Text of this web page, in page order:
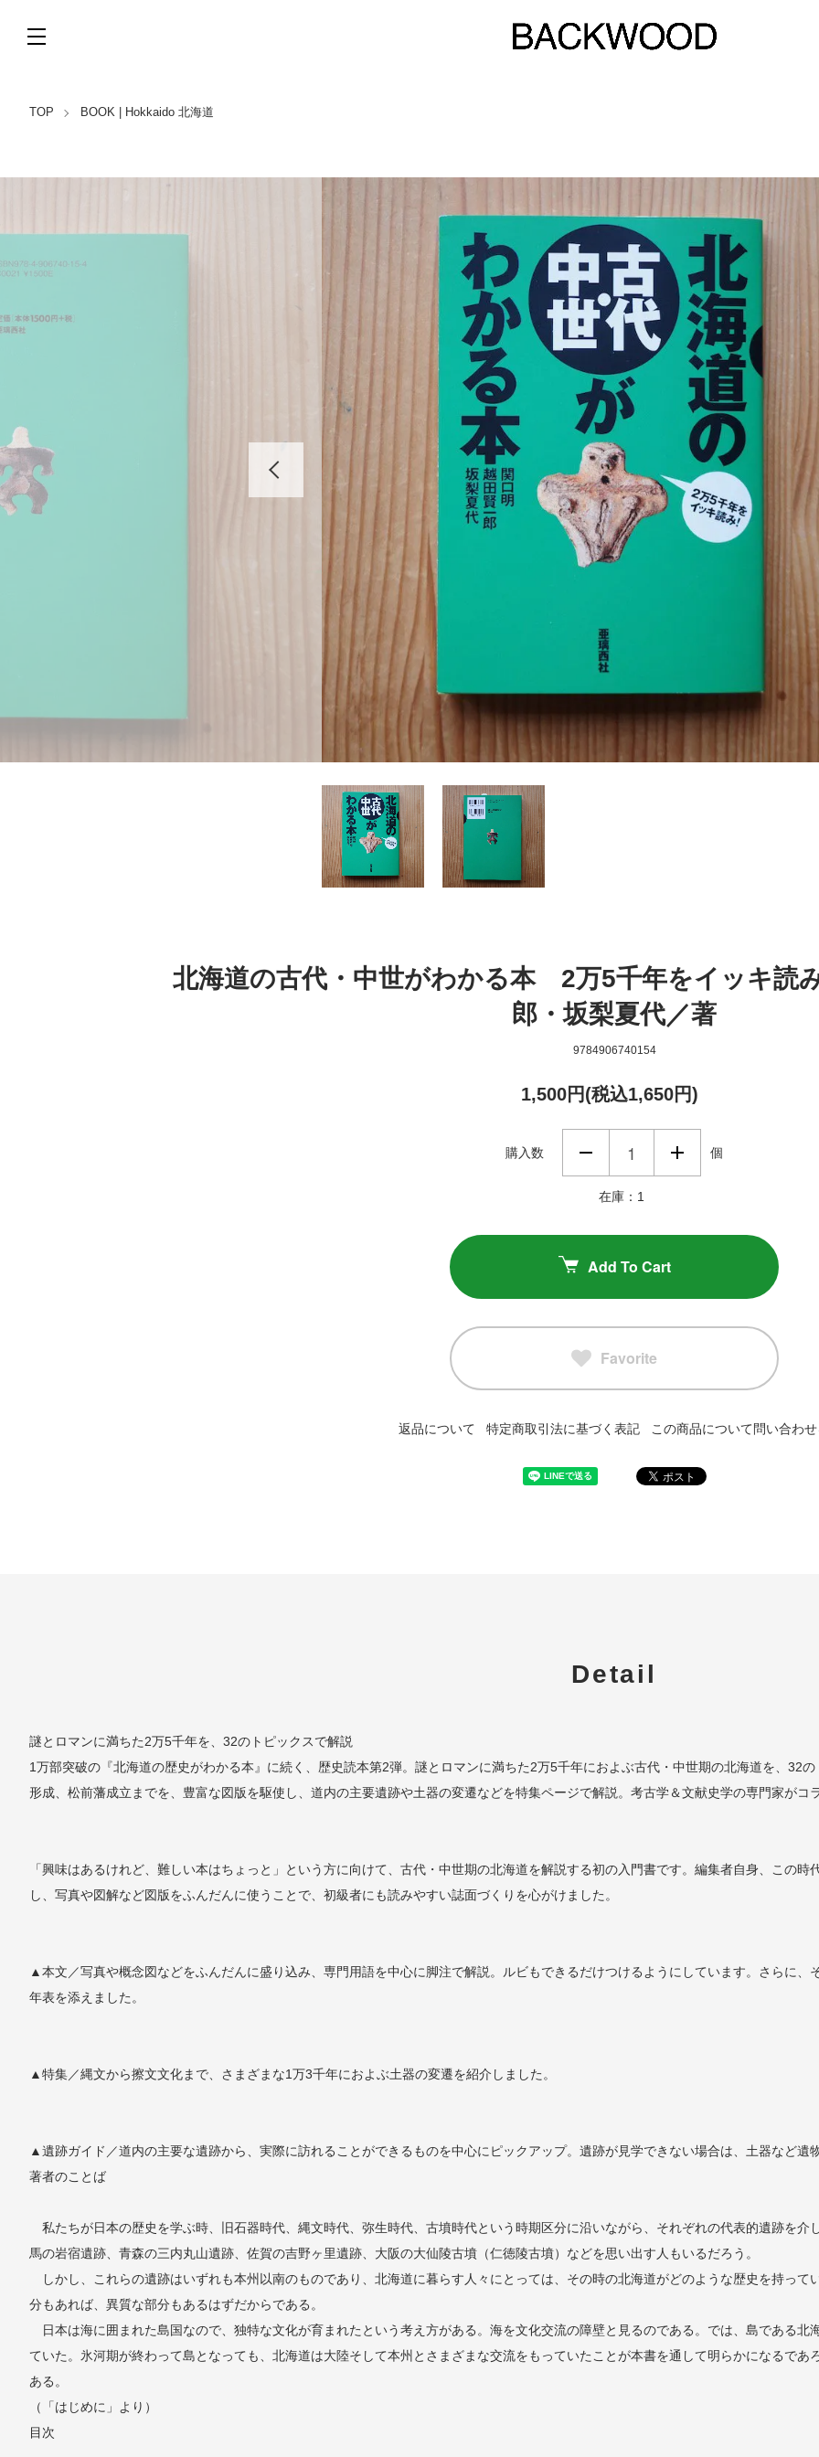
TOP BOOK | Hokkaido 北海道
北海道の古代・中世がわかる本 2万5千年をイッキ読
郎・坂梨夏代／著
9784906740154
1,500円(税込1,650円)
購入数 個
在庫：1
Add To Cart
Favorite
返品について 特定商取引法に基づく表記 この商品について問い合わ
Detail
謎とロマンに満ちた2万5千年を、32のトピックスで解説
1万部突破の『北海道の歴史がわかる本』に続く、歴史読本第2弾。謎とロマンに満ちた2万5千年におよぶ古代・中世期の北海道を、32
形成、松前藩成立までを、豊富な図版を駆使し、道内の主要遺跡や土器の変遷などを特集ページで解説。考古学＆文献史学の専門家がコ
「興味はあるけれど、難しい本はちょっと」という方に向けて、古代・中世期の北海道を解説する初の入門書です。編集者自身、この
し、写真や図解など図版をふんだんに使うことで、初級者にも読みやすい誌面づくりを心がけました。
▲本文／写真や概念図などをふんだんに盛り込み、専門用語を中心に脚注で解説。ルビもできるだけつけるようにしています。さらに
年表を添えました。
▲特集／縄文から擦文文化まで、さまざまな1万3千年におよぶ土器の変遷を紹介しました。
▲遺跡ガイド／道内の主要な遺跡から、実際に訪れることができるものを中心にピックアップ。遺跡が見学できない場合は、土器など遺
著者のことば
私たちが日本の歴史を学ぶ時、旧石器時代、縄文時代、弥生時代、古墳時代という時期区分に沿いながら、それぞれの代表的遺跡を
馬の岩宿遺跡、青森の三内丸山遺跡、佐賀の吉野ヶ里遺跡、大阪の大仙陵古墳（仁徳陵古墳）などを思い出す人もいるだろう。
しかし、これらの遺跡はいずれも本州以南のものであり、北海道に暮らす人々にとっては、その時の北海道がどのような歴史を持っ
分もあれば、異質な部分もあるはずだからである。
日本は海に囲まれた島国なので、独特な文化が育まれたという考え方がある。海を文化交流の障壁と見るのである。では、島である
ていた。氷河期が終わって島となっても、北海道は大陸そして本州とさまざまな交流をもっていたことが本書を通して明らかになるで
ある。
（「はじめに」より）
目次